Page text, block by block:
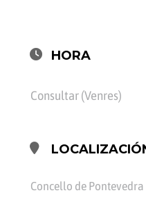
HORA
Consultar (Venres)
Concello de Pontevedra